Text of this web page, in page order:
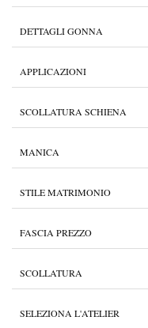
DETTAGLI GONNA
APPLICAZIONI
SCOLLATURA SCHIENA
MANICA
STILE MATRIMONIO
FASCIA PREZZO
SCOLLATURA
SELEZIONA L'ATELIER